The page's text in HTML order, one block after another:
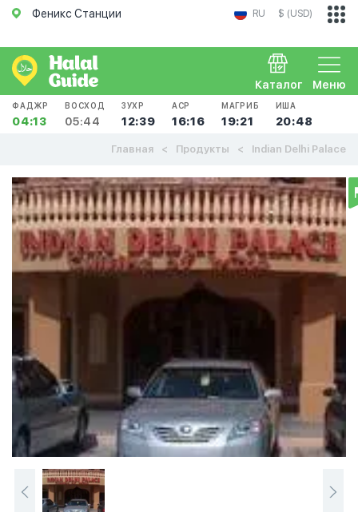
Феникс Станции RU $ (USD)
Меню
Каталог
ФАДЖР
04:13
ВОСХОД
05:44
ЗУХР
12:39
АСР
16:16
МАГРИБ
19:21
ИША
20:48
Главная Продукты Indian Delhi Palace